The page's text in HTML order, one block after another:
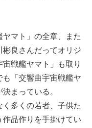
マト」の全章、また
良さんだってオリジ
戦艦ヤマト」も取り
も「交響曲宇宙戦艦ヤ
まっている。
多くの若者、子供た
品作りを手掛けてい